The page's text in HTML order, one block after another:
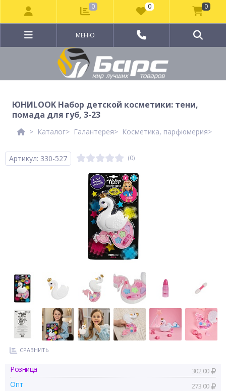
МЕНЮ
ЮНИLOOK Набор детской косметики: тени,
помада для губ, 3-23
Каталог Галантерея Косметика, парфюмерия
Артикул: 330-527 (0)
СРАВНИТЬ
Розница 302.00
Опт 273.00
0 0 0